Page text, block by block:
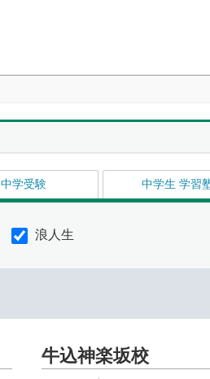
中学受験 中学生 学習
浪人生
牛込神楽坂校